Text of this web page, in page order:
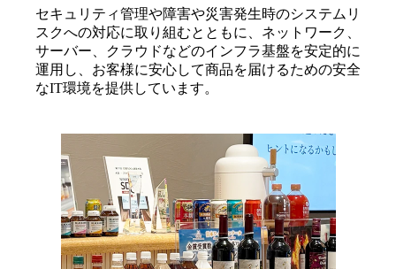
セキュリティ管理や障害や災害発生時のシステムリ
スクへの対応に取り組むとともに、ネットワーク、
サーバー、クラウドなどのインフラ基盤を安定的に
運用し、お客様に安心して商品を届けるための安全
なIT環境を提供しています。